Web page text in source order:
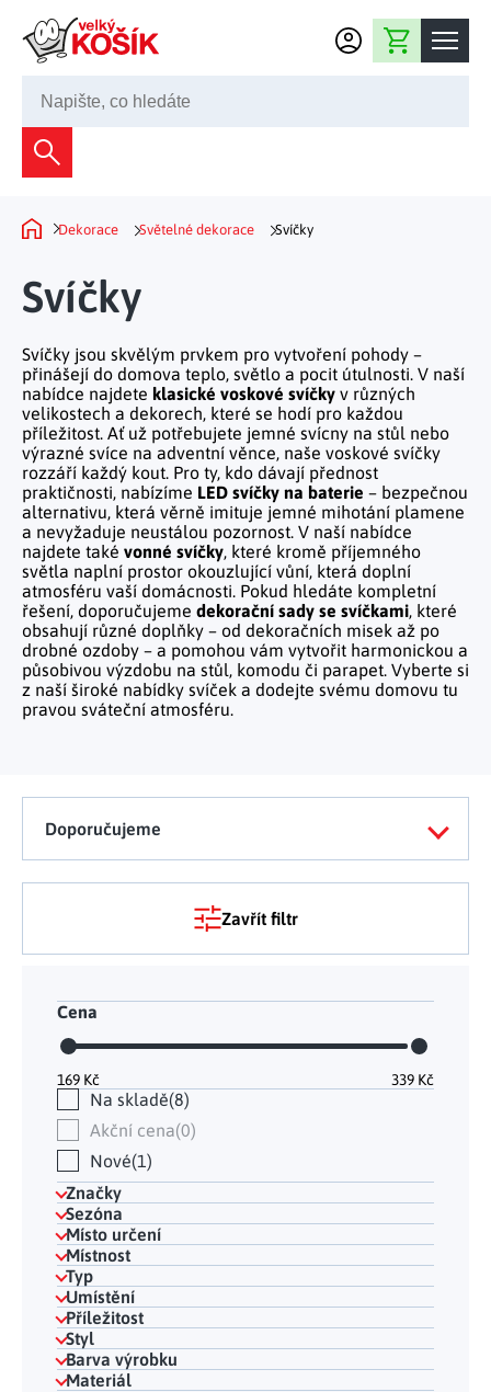
Nákupní košík
245 008 200
Dekorace
Bytové dekorace
Květiny a věnce
Světelné dekorace
Fontány a kašny
Velikonoční dekorace
Dekorace na hrob
Figurky a sošky
Vánoční dekorace
Domácnost
Bytový textil
Domácí elektro
Předsíň a chodba
Koupelna a záchod
Ložnice a šatna
Úklidové prostředky
Organizace domácnosti
Kancelář a komunikace
Kuchyně
Kuchyňské pomůcky
Prostírání a stolování
Příprava nápojů
Grilování a smažení
Uchovávání potravin
Mytí nádobí a úklid
Kuchyňské police
Pečení a vaření
Koupelnový nábytek
Nábytek do předsíně
Nábytek do ložnice
Kancelářský nábytek
Kuchyňský nábytek
Dětský nábytek
Doplňky
Nábytek do obýváku
Zahrada
Zahradní doplňky
Zahradní nábytek
Práce na zahradě
Plašiče škůdců
Dílna a nářadí
Venkovní osvětlení
Venkovní grilování
Volný čas
Auto příslušenství
Cestování
Outdoor
Chovatelské potřeby
Kreativní tvoření
Hračky a hry
Tělo a zdraví
Kosmetika
Fitness a sport
Masáže a relax
Osobní hygiena
Zdravotní pomůcky
Inspirace
Tipy na dárky
Kempování
Užijte si léto naplno
Dárkové poukazy
Dekorace Světelné dekorace Svíčky
Svíčky
Svíčky jsou skvělým prvkem pro vytvoření pohody –
přinášejí do domova teplo, světlo a pocit útulnosti. V naší
nabídce najdete klasické voskové svíčky v různých
velikostech a dekorech, které se hodí pro každou
příležitost. Ať už potřebujete jemné svícny na stůl nebo
výrazné svíce na adventní věnce, naše voskové svíčky
rozzáří každý kout. Pro ty, kdo dávají přednost
praktičnosti, nabízíme LED svíčky na baterie – bezpečnou
alternativu, která věrně imituje jemné mihotání plamene
a nevyžaduje neustálou pozornost. V naší nabídce
najdete také vonné svíčky, které kromě příjemného
světla naplní prostor okouzlující vůní, která doplní
atmosféru vaší domácnosti. Pokud hledáte kompletní
řešení, doporučujeme dekorační sady se svíčkami, které
obsahují různé doplňky – od dekoračních misek až po
drobné ozdoby – a pomohou vám vytvořit harmonickou a
působivou výzdobu na stůl, komodu či parapet. Vyberte si
z naší široké nabídky svíček a dodejte svému domovu tu
pravou sváteční atmosféru.
Doporučujeme
Zavřít filtr
Cena
169 Kč 339 Kč
Na skladě 8
Akční cena 0
Nové 1
Značky
Sezóna
Místo určení
Místnost
Typ
Umístění
Příležitost
Styl
Barva výrobku
Materiál